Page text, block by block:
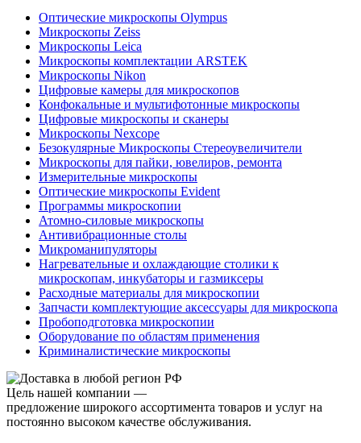
Оптические микроскопы Olympus
Микроскопы Zeiss
Микроскопы Leica
Микроскопы комплектации ARSTEK
Микроскопы Nikon
Цифровые камеры для микроскопов
Конфокальные и мультифотонные микроскопы
Цифровые микроскопы и сканеры
Микроскопы Nexcope
Безокулярные Микроскопы Стереоувеличители
Микроскопы для пайки, ювелиров, ремонта
Измерительные микроскопы
Оптические микроскопы Evident
Программы микроскопии
Атомно-силовые микроскопы
Антивибрационные столы
Микроманипуляторы
Нагревательные и охлаждающие столики к
микроскопам, инкубаторы и газмиксеры
Расходные материалы для микроскопии
Запчасти комплектующие аксессуары для микроскопа
Пробоподготовка микроскопии
Оборудование по областям применения
Криминалистические микроскопы
Цель нашей компании —
предложение широкого ассортимента товаров и услуг на
постоянно высоком качестве обслуживания.